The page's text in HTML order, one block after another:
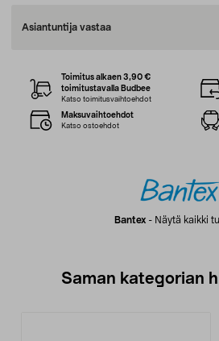
Asiantuntija vastaa
Bantex - Näytä kaikki
Toimitus alkaen 3,90 €
toimitustavalla Budbee
Katso toimitusvaihtoehdot
Maksuvaihtoehdot
Katso ostoehdot
Saman kategorian